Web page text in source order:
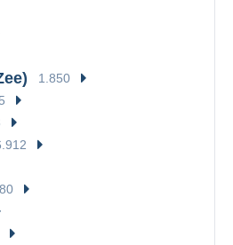
1.850